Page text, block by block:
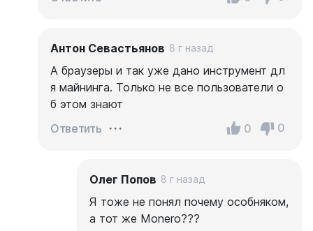
Антон Севастьянов 8 г назад
А браузеры и так уже дано инструмент дл
я майнинга. Только не все пользователи о
б этом знают
Ответить
0 0
Олег Попов 8 г назад
Я тоже не понял почему особняком,
а тот же Monero???